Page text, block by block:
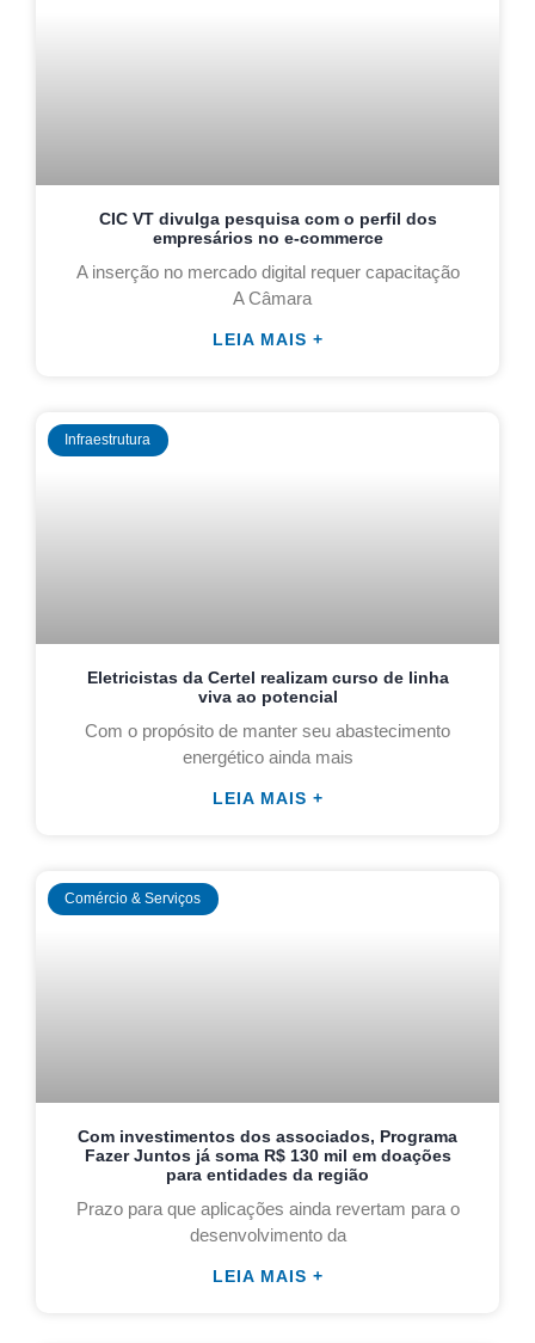
CIC VT divulga pesquisa com o perfil dos
empresários no e-commerce
A inserção no mercado digital requer capacitação
A Câmara
LEIA MAIS +
Infraestrutura
Eletricistas da Certel realizam curso de linha
viva ao potencial
Com o propósito de manter seu abastecimento
energético ainda mais
LEIA MAIS +
Comércio & Serviços
Com investimentos dos associados, Programa
Fazer Juntos já soma R$ 130 mil em doações
para entidades da região
Prazo para que aplicações ainda revertam para o
desenvolvimento da
LEIA MAIS +